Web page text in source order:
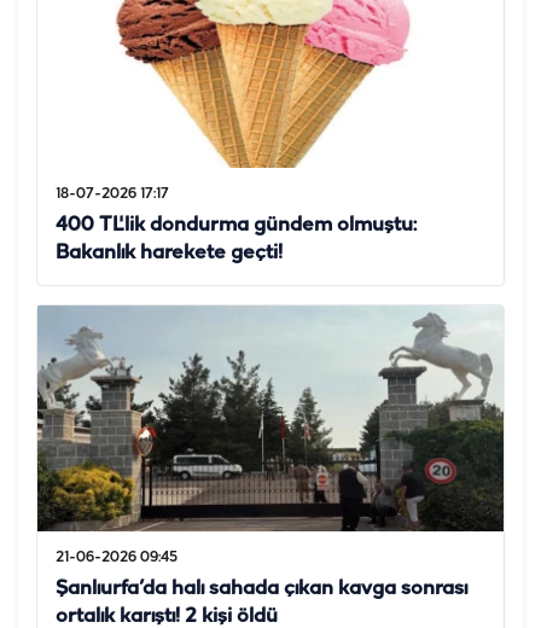
18-07-2026 17:17
400 TL'lik dondurma gündem olmuştu:
Bakanlık harekete geçti!
21-06-2026 09:45
Şanlıurfa’da halı sahada çıkan kavga sonrası
ortalık karıştı! 2 kişi öldü